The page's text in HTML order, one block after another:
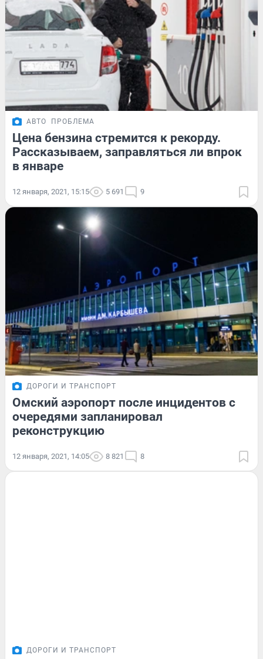
АВТО ПРОБЛЕМА
Цена бензина стремится к рекорду.
Рассказываем, заправляться ли впрок
в январе
12 января, 2021, 15:15 5 691 9
ДОРОГИ И ТРАНСПОРТ
Омский аэропорт после инцидентов с
очередями запланировал
реконструкцию
12 января, 2021, 14:05 8 821 8
ДОРОГИ И ТРАНСПОРТ